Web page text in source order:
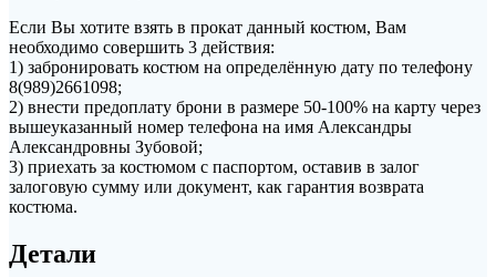
Если Вы хотите взять в прокат данный костюм, Вам
необходимо совершить 3 действия:
1) забронировать костюм на определённую дату по телефону
8(989)2661098;
2) внести предоплату брони в размере 50-100% на карту через
вышеуказанный номер телефона на имя Александры
Александровны Зубовой;
3) приехать за костюмом с паспортом, оставив в залог
залоговую сумму или документ, как гарантия возврата
костюма.
Детали